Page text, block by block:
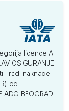
licence A.
OSIGURANJE
i radi naknade
od
ADO BEOGRAD